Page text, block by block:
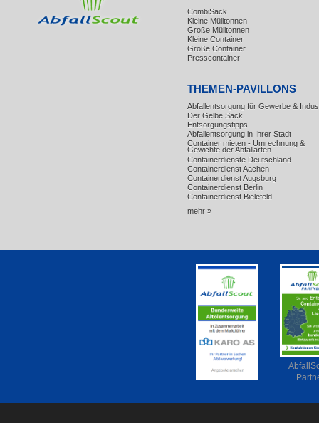
CombiSack
Kleine Mülltonnen
Große Mülltonnen
Kleine Container
Große Container
Presscontainer
THEMEN-PAVILLONS
Abfallentsorgung für Gewerbe &
Der Gelbe Sack
Entsorgungstipps
Abfallentsorgung in Ihrer Stadt
Container mieten - Umrechnung &
Gewichte der Abfallarten
Containerdienste Deutschland
Containerdienst Aachen
Containerdienst Augsburg
Containerdienst Berlin
Containerdienst Bielefeld
mehr »